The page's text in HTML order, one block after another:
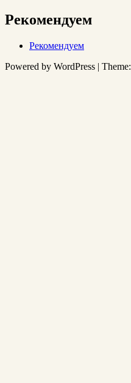
Рекомендуем
Рекомендуем
Powered by WordPress | Theme: